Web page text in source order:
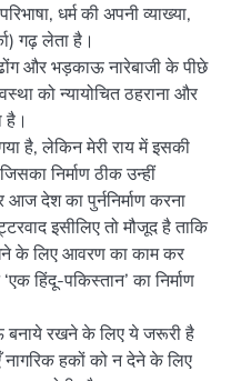
धर्म की अपनी व्याख्या,
गढ़ लेता है।
और भड़काऊ नारेबाजी के पीछे
को न्यायोचित ठहराना और
है।
है, लेकिन मेरी राय में इसकी
निर्माण ठीक उन्हीं
आज देश का पुर्ननिर्माण करना
इसीलिए तो मौजूद है ताकि
के लिए आवरण का काम कर
हिंदू-पकिस्तान’ का निर्माण
बनाये रखने के लिए ये जरूरी है
नागरिक हकों को न देने के लिए